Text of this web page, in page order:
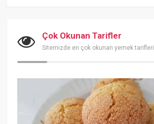
Çok Okunan Tarifler
Sitemizde en çok okunan yemek tarifleri